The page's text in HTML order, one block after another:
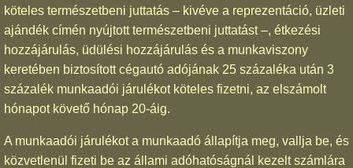
köteles természetbeni juttatás – kivéve a reprezentáció, üzleti
ajándék címén nyújtott természetbeni juttatást –, étkezési
hozzájárulás, üdülési hozzájárulás és a munkaviszony
keretében biztosított cégautó adójának 25 százaléka után 3
százalék munkaadói járulékot köteles fizetni, az elszámolt
hónapot követő hónap 20-áig.
A munkaadói járulékot a munkaadó állapítja meg, vallja be, és
közvetlenül fizeti be az állami adóhatóságnál kezelt számlára